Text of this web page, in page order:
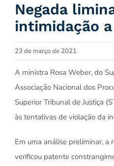
Negada
intimidação
23 de março de 2021
A ministra Rosa Weber, do
Associação Nacional dos
Superior Tribunal de Justiça
às tentativas de violação da
Em uma análise preliminar, a
verificou patente